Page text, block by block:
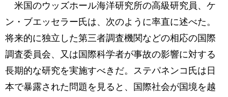
米国のウッズホール海洋研究所の高級研究員、ケ
ン・ブエッセラー氏は、次のように率直に述べた。
将来的に独立した第三者調査機関などの相応の国際
調査委員会、又は国際科学者が事故の影響に対する
長期的な研究を実施すべきだ。ステパネンコ氏は日
本で暴露された問題を見ると、国際社会が国境を越